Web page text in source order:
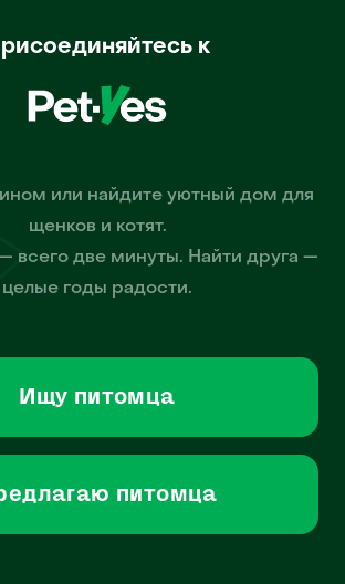
к
или найдите уютный дом для
щенков и котят.
всего две минуты. Найти друга —
целые годы радости.
Ищу питомца
питомца